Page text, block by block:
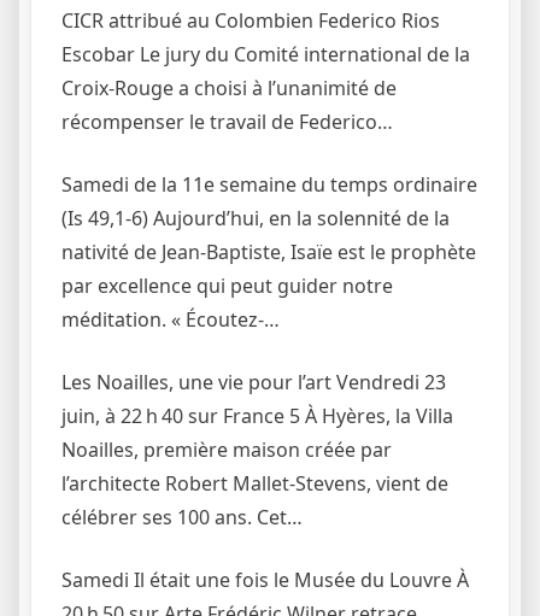
CICR attribué au Colombien Federico Rios
Escobar Le jury du Comité international de la
Croix-Rouge a choisi à l’unanimité de
récompenser le travail de Federico…
Samedi de la 11e semaine du temps ordinaire
(Is 49,1-6) Aujourd’hui, en la solennité de la
nativité de Jean-Baptiste, Isaïe est le prophète
par excellence qui peut guider notre
méditation. « Écoutez-…
Les Noailles, une vie pour l’art Vendredi 23
juin, à 22 h 40 sur France 5 À Hyères, la Villa
Noailles, première maison créée par
l’architecte Robert Mallet-Stevens, vient de
célébrer ses 100 ans. Cet…
Samedi Il était une fois le Musée du Louvre À